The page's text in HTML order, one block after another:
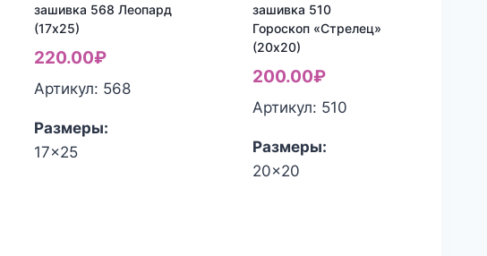
зашивка 568 Леопард
(17х25)
220.00₽
Артикул: 568
Размеры:
17x25
зашивка 510
Гороскоп «Стрелец»
(20х20)
200.00₽
Артикул: 510
Размеры:
20x20